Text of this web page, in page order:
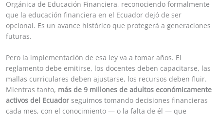
Orgánica de Educación Financiera, reconociendo formalmente
que la educación financiera en el Ecuador dejó de ser
opcional. Es un avance histórico que protegerá a generaciones
futuras.
Pero la implementación de esa ley va a tomar años. El
reglamento debe emitirse, los docentes deben capacitarse, las
mallas curriculares deben ajustarse, los recursos deben fluir.
Mientras tanto, más de 9 millones de adultos económicamente
activos del Ecuador seguimos tomando decisiones financieras
cada mes, con el conocimiento — o la falta de él — que